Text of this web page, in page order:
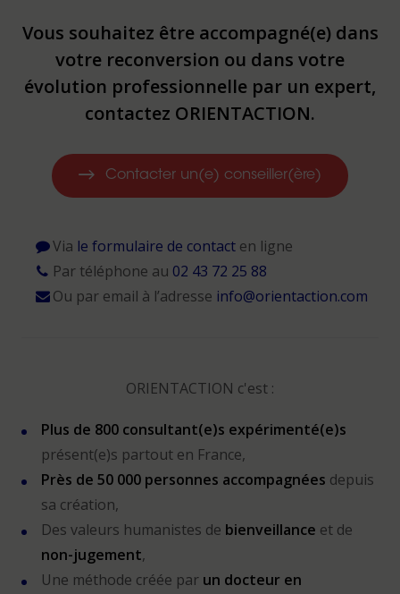
Vous souhaitez être accompagné(e) dans
votre reconversion ou dans votre
évolution professionnelle par un expert,
contactez ORIENTACTION.
Contacter un(e) conseiller(ère)
Via le formulaire de contacten ligne
Par téléphone au 02 43 72 25 88
Ou par email à l’adresse info@orientaction.com
ORIENTACTION c'est :
Plus de 800 consultant(e)s expérimenté(e)s
présent(e)s partout en France,
Près de 50 000 personnes accompagnées depuis
sa création,
Des valeurs humanistes de bienveillance et de
non-jugement,
Une méthode créée par un docteur en